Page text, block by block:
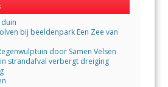
bij beeldenpark Een Zee van
door Samen Velsen
strandafval verbergt dreiging